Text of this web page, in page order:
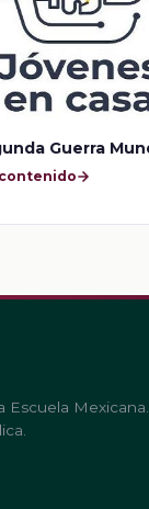
Guerra
Escuela Mexicana.